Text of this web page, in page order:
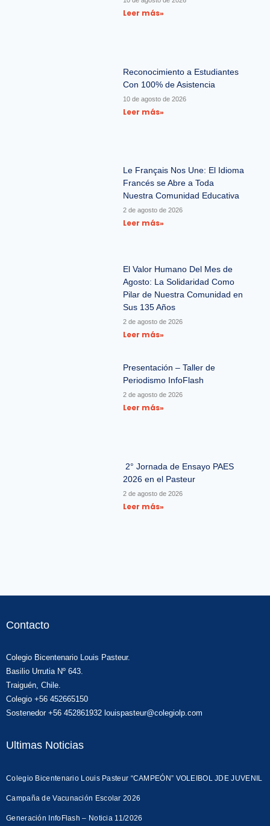
Leer más»
Reconocimiento a Estudiantes
Con 100% de Asistencia
10 de agosto de 2026
Leer más»
Le Français Nos Une: El Idioma
Francés se Abre a Toda
Nuestra Comunidad Educativa
2 de agosto de 2026
Leer más»
El Valor Humano Del Mes de
Agosto: La Solidaridad Como
Pilar de Nuestra Comunidad en
Sus 135 Años
2 de agosto de 2026
Leer más»
Presentación – Taller de
Periodismo InfoFlash
2 de agosto de 2026
Leer más»
2° Jornada de Ensayo PAES
2026 en el Pasteur
2 de agosto de 2026
Leer más»
Contacto
Colegio Bicentenario Louis Pasteur.
Basilio Urrutia Nº 643.
Traiguén, Chile.
Colegio +56 452665150
Sostenedor +56 452861932 louispasteur@colegiolp.com
Ultimas Noticias
Colegio Bicentenario Louis Pasteur “CAMPEÓN” VOLEIBOL JDE JUVENIL
Campaña de Vacunación Escolar 2026
Generación InfoFlash – Noticia 11/2026